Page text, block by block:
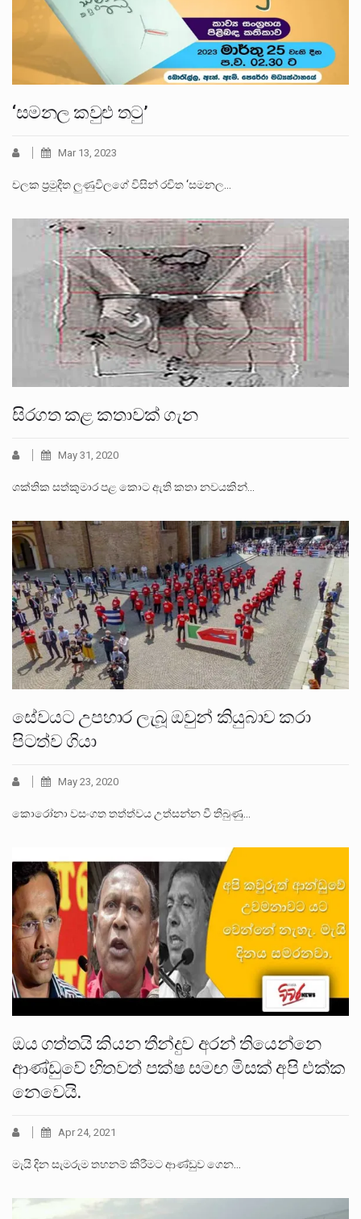
‘සමනල කවුළු තටු’
Mar 13, 2023
චලක ප්‍රමුදිත ලුණුවිලගේ විසින් රචිත ‘සමනල…
සිරගත කළ කතාවක් ගැන
May 31, 2020
ශක්තික සත්කුමාර පළ කොට ඇති කතා නවයකින්…
සේවයට උපහාර ලැබූ ඔවුන් කියුබාව කරා
පිටත්ව ගියා
May 23, 2020
කොරෝනා වසංගත තත්ත්වය උත්සන්න වී තිබුණු…
ඔය ගත්තයි කියන තීන්දුව අරන් තියෙන්නෙ
ආණ්ඩුවේ හිතවත් පක්ෂ සමඟ මිසක් අපි එක්ක
නෙවෙයි.
Apr 24, 2021
මැයි දින සැමරුම තහනම් කිරීමට ආණ්ඩුව ගෙන…